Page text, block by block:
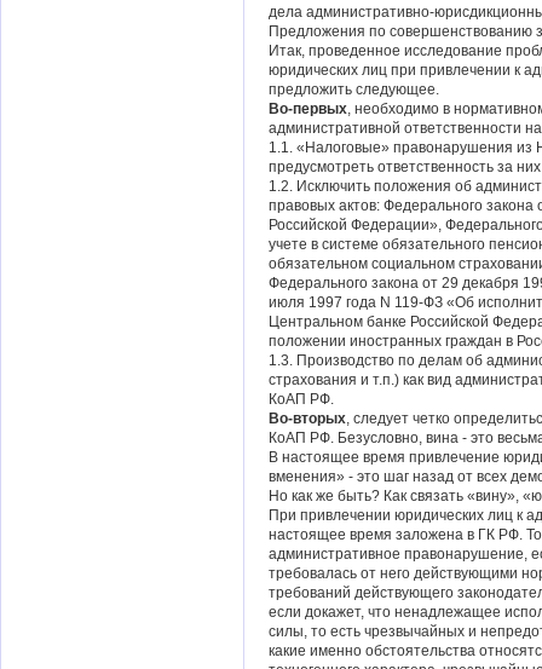
дела административно-
Предложения по совершенствованию
Итак, проведенное исследование
юридических лиц при привлечении к
предложить следующее.
Во-первых, необходимо в
административной ответственности
1.1. «Налоговые» правонарушения
предусмотреть ответственность за
1.2. Исключить положения об
правовых актов: Федерального
Российской Федерации»,
учете в системе обязательного
обязательном социальном
Федерального закона от 29 декабря
июля 1997 года N 119-ФЗ «Об
Центральном банке Российской
положении иностранных граждан в
1.3. Производство по делам об
страхования и т.п.) как вид
КоАП РФ.
Во-вторых, следует четко
КоАП РФ. Безусловно, вина - это
В настоящее время привлечение
вменения» - это шаг назад от всех
Но как же быть? Как связать «вину»,
При привлечении юридических лиц к
настоящее время заложена в ГК РФ. То
административное правонарушение,
требовалась от него действующими
требований действующего
если докажет, что ненадлежащее
силы, то есть чрезвычайных и
какие именно обстоятельства